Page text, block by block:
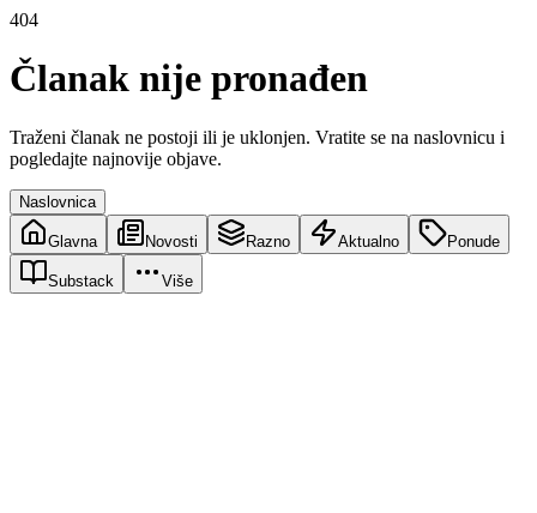
404
Članak nije pronađen
Traženi članak ne postoji ili je uklonjen. Vratite se na naslovnicu i
pogledajte najnovije objave.
Naslovnica
Glavna Novosti Razno Aktualno Ponude
Substack Više